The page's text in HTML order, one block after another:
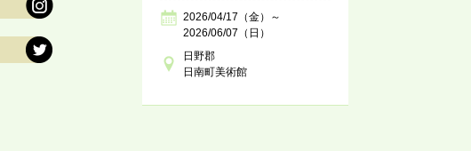
2026/04/17（金）～
2026/06/07（日）
日野郡
日南町美術館